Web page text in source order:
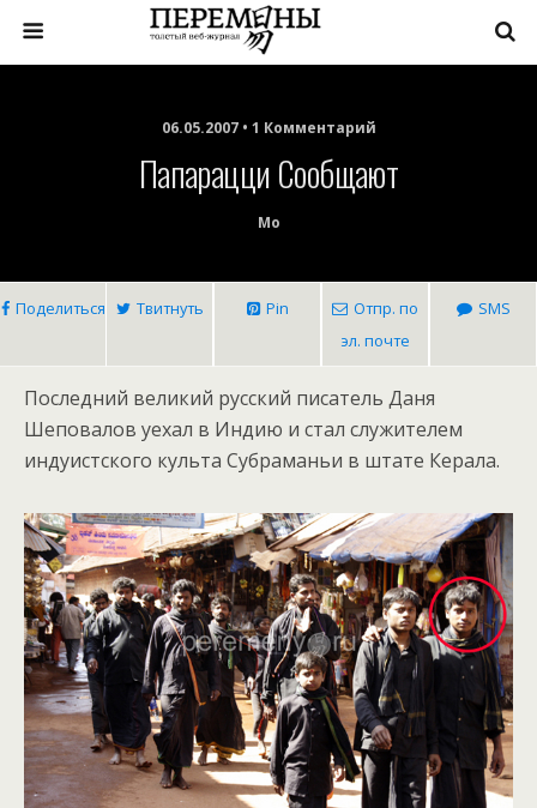
06.05.2007 • 1 Комментарий
Папарацци Сообщают
Mo
Поделиться Твитнуть Pin
Отпр. по
эл. почте
SMS
Последний великий русский писатель Даня
Шеповалов уехал в Индию и стал служителем
индуистского культа Субраманьи в штате Керала.